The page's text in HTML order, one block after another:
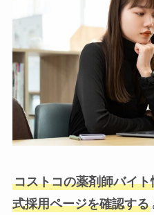
コストコの薬剤師バイ
式採用ページを確認する